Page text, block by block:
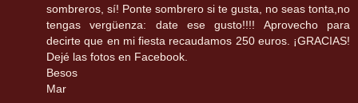
sombreros, sí! Ponte sombrero si te gusta, no seas tonta,no
tengas vergüenza: date ese gusto!!!! Aprovecho para
decirte que en mi fiesta recaudamos 250 euros. ¡GRACIAS!
Dejé las fotos en Facebook.
Besos
Mar